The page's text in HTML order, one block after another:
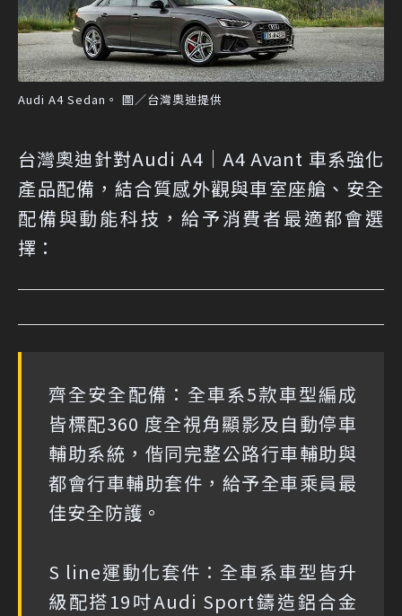
Audi A4 Sedan。 圖／台灣奧迪提供
台灣奧迪針對Audi A4｜A4 Avant 車系強化
產品配備，結合質感外觀與車室座艙、安全
配備與動能科技，給予消費者最適都會選
擇：
齊全安全配備：全車系5款車型編成
皆標配360 度全視角顯影及自動停車
輔助系統，偕同完整公路行車輔助與
都會行車輔助套件，給予全車乘員最
佳安全防護。
S line運動化套件：全車系車型皆升
級配搭19吋Audi Sport鑄造鋁合金